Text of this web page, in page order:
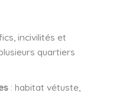
incivilités et
quartiers
: habitat vétuste,